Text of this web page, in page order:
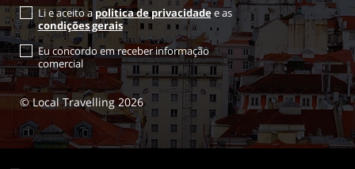
Li e aceito a politica de privacidadee as
condições gerais
Eu concordo em receber informação
comercial
© Local Travelling 2026